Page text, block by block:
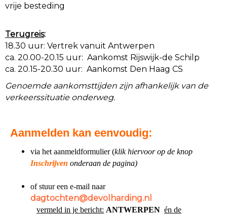
vrije besteding
Terugreis:
18.30 uur: Vertrek vanuit Antwerpen
ca. 20.00-20.15 uur: Aankomst Rijswijk-de Schilp
ca. 20.15-20.30 uur: Aankomst Den Haag CS
Genoemde aankomsttijden zijn afhankelijk van de
verkeerssituatie onderweg.
Aanmelden kan eenvoudig:
via het aanmeldformulier (klik hiervoor op de knop
Inschrijven onderaan de pagina)
of stuur een e-mail naar
nethcotgad@devolharding.nl
vermeld in je bericht: ANTWERPEN én de